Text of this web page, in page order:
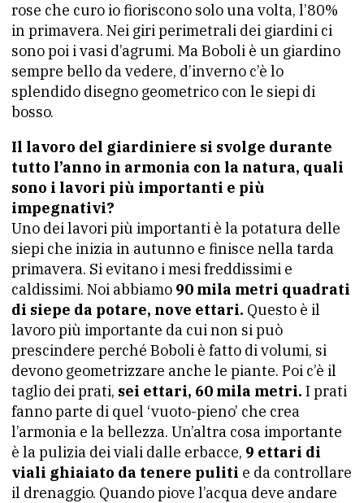
rose che curo io fioriscono solo una volta, l’80%
in primavera. Nei giri perimetrali dei giardini ci
sono poi i vasi d’agrumi. Ma Boboli è un giardino
sempre bello da vedere, d’inverno c’è lo
splendido disegno geometrico con le siepi di
bosso.
Il lavoro del giardiniere si svolge durante
tutto l’anno in armonia con la natura, quali
sono i lavori più importanti e più
impegnativi?
Uno dei lavori più importanti è la potatura delle
siepi che inizia in autunno e finisce nella tarda
primavera. Si evitano i mesi freddissimi e
caldissimi. Noi abbiamo 90 mila metri quadrati
di siepe da potare, nove ettari. Questo è il
lavoro più importante da cui non si può
prescindere perché Boboli è fatto di volumi, si
devono geometrizzare anche le piante. Poi c’è il
taglio dei prati, sei ettari, 60 mila metri. I prati
fanno parte di quel ‘vuoto-pieno’ che crea
l’armonia e la bellezza. Un’altra cosa importante
è la pulizia dei viali dalle erbacce, 9 ettari di
viali ghiaiato da tenere puliti e da controllare
il drenaggio. Quando piove l’acqua deve andare